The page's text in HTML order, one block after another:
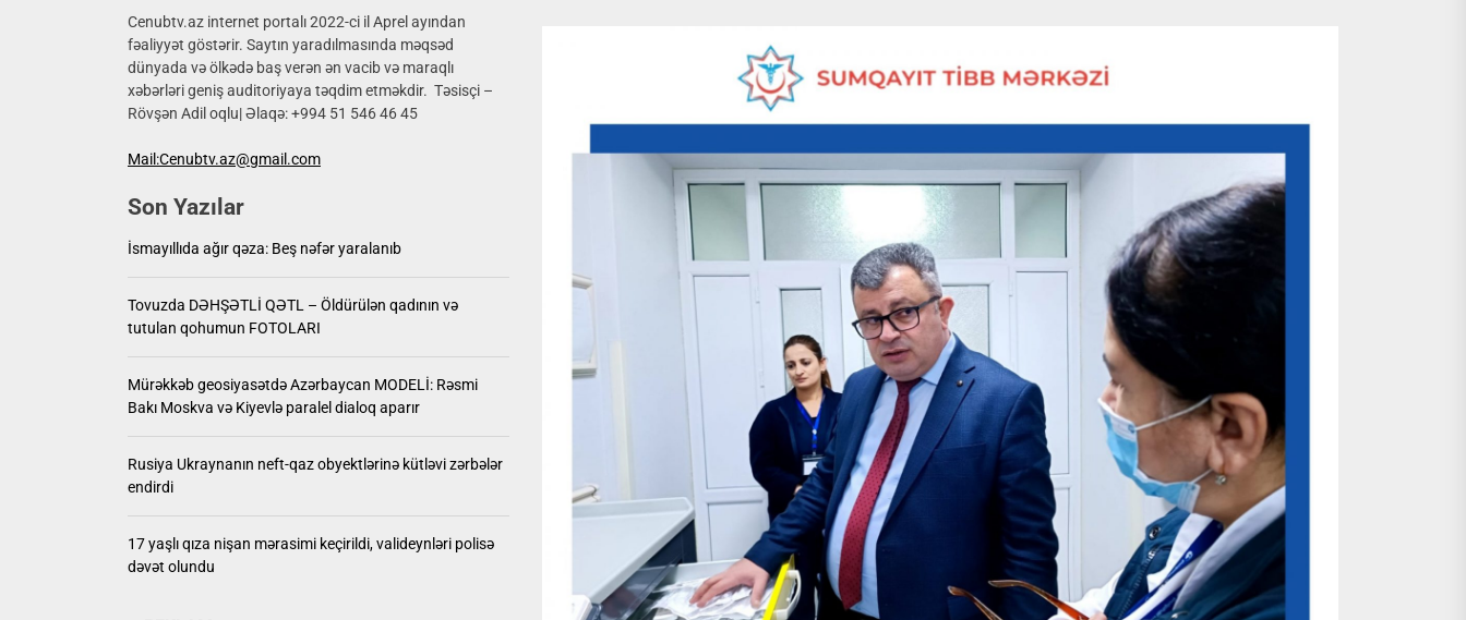
17 yaşlı qıza nişan mərasimi keçirildi, valideynləri polisə dəvət olundu
İsmayıllıda ağır qəza: Beş nəfər yaralanıb
Tovuzda DƏHŞƏTLİ QƏTL – Öldürülən qadının və tutulan qohumun FOTOLARI
Mürəkkəb geosiyasətdə Azərbaycan MODELİ: Rəsmi Bakı Moskva və Kiyevlə paralel dialoq aparır
Rusiya Ukraynanın neft-qaz obyektlərinə kütləvi zərbələr endirdi
17 yaşlı qıza nişan mərasimi keçirildi, valideynləri polisə dəvət olundu
Cenubtv.az internet portalı 2022-ci il Aprel ayından
fəaliyyət göstərir. Saytın yaradılmasında məqsəd
dünyada və ölkədə baş verən ən vacib və maraqlı
xəbərləri geniş auditoriyaya təqdim etməkdir. Təsisçi –
Rövşən Adil oqlu| Əlaqə: +994 51 546 46 45
Mail:Cenubtv.az@gmail.com
Son Yazılar
İsmayıllıda ağır qəza: Beş nəfər yaralanıb
Tovuzda DƏHŞƏTLİ QƏTL – Öldürülən qadının və
tutulan qohumun FOTOLARI
Mürəkkəb geosiyasətdə Azərbaycan MODELİ: Rəsmi
Bakı Moskva və Kiyevlə paralel dialoq aparır
Rusiya Ukraynanın neft-qaz obyektlərinə kütləvi zərbələr
endirdi
17 yaşlı qıza nişan mərasimi keçirildi, valideynləri polisə
dəvət olundu